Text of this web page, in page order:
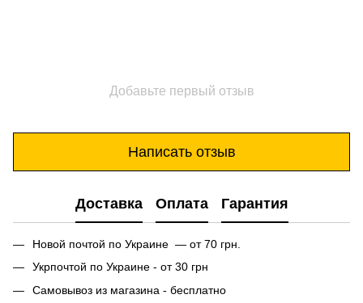
Добавьте первый отзыв
Написать отзыв
Доставка Оплата Гарантия
Новой почтой по Украине — от 70 грн.
Укрпочтой по Украине - от 30 грн
Самовывоз из магазина - бесплатно